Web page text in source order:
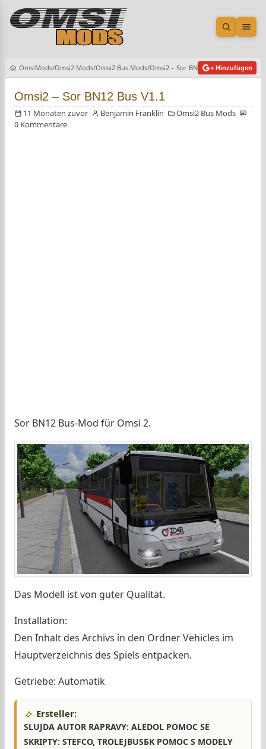
Suche
OmsiMods Omsi2 Mods Omsi2 Bus Mods Omsi2 – Sor BN12 Bus V1.1
+ Hinzufügen
Omsi2 – Sor BN12 Bus V1.1
11 Monaten zuvor Benjamin Franklin
Omsi2 Bus Mods
0 Kommentare
Sor BN12 Bus-Mod für Omsi 2.
Das Modell ist von guter Qualität.
Installation:
Den Inhalt des Archivs in den Ordner Vehicles im
Hauptverzeichnis des Spiels entpacken.
Getriebe: Automatik
Ersteller:
SLUJDA AUTOR RAPRAVY: ALEDOL POMOC SE
SKRIPTY: STEFCO, TROLEJBUSБK POMOC S MODELY